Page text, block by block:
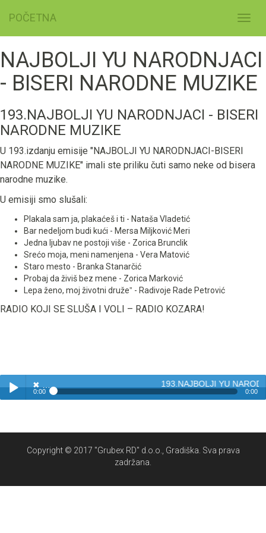
POČETNA
NAJBOLJI YU NARODNJACI
- BISERI NARODNE MUZIKE
193.NAJBOLJI YU NARODNJACI - BISERI
NARODNE MUZIKE
U 193.izdanju emisije "NAJBOLJI YU NARODNJACI-BISERI
NARODNE MUZIKE" imali ste priliku čuti samo neke od bisera
narodne muzike.
U emisiji smo slušali:
Plakala sam ja, plakaćeš i ti - Nataša Vladetić
Bar nedeljom budi kući - Mersa Miljković Meri
Jedna ljubav ne postoji više - Zorica Brunclik
Srećo moja, meni namenjena - Vera Matović
Staro mesto - Branka Stanarčić
Probaj da živiš bez mene - Zorica Marković
Lepa ženo, moj životni družeˮ - Radivoje Rade Petrović
RADIO KOJI SE SLUŠA I VOLI – RADIO KOZARA!
✖ 193.NAJBOLJI YU
0:00 0:00
Copyright © 2017 "Grubex RD" d.o.o., Gradiška. Sva prava
zadržana.